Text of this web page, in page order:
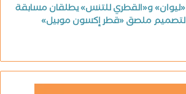
«ليوان» و«القطري للتنس» يطلقان مسابقة
لتصميم ملصق «قطر إكسون موبيل»